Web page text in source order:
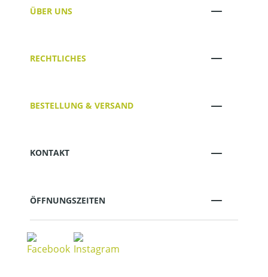
ÜBER UNS
RECHTLICHES
BESTELLUNG & VERSAND
KONTAKT
ÖFFNUNGSZEITEN